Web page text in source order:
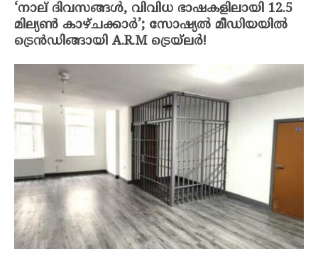
‘നാല് ദിവസങ്ങൾ, വിവിധ ഭാഷകളിലായി 12.5
മില്യൺ കാഴ്ചക്കാർ’; സോഷ്യൽ മീഡിയയിൽ
ട്രെൻഡിങ്ങായി A.R.M ട്രെയ്‌ലർ!